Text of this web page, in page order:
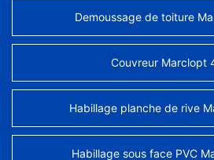
Demoussage de toiture
Couvreur Marclopt
Habillage planche de rive
Habillage sous face PVC